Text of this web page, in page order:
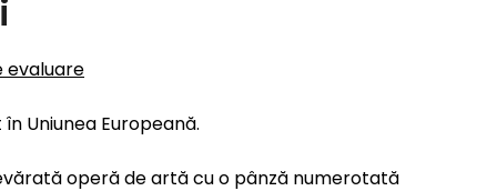
evaluare
Uniunea Europeană.
operă de artă cu o pânză numerotată